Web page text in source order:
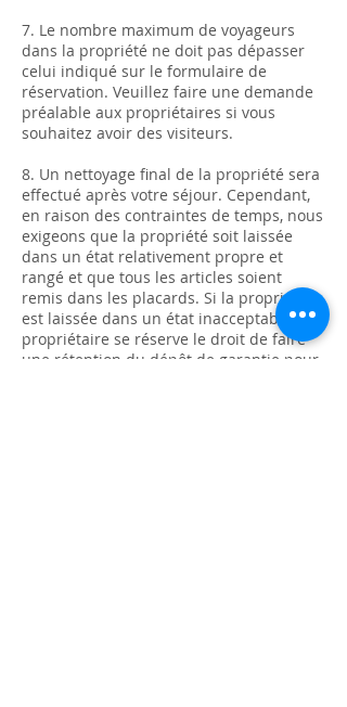
7. Le nombre maximum de voyageurs
dans la propriété ne doit pas dépasser
celui indiqué sur le formulaire de
réservation. Veuillez faire une demande
préalable aux propriétaires si vous
souhaitez avoir des visiteurs.
8. Un nettoyage final de la propriété sera
effectué après votre séjour. Cependant,
en raison des contraintes de temps, nous
exigeons que la propriété soit laissée
dans un état relativement propre et
rangé et que tous les articles soient
remis dans les placards. Si la propriété
est laissée dans un état inacceptable, le
propriétaire se réserve le droit de faire
une rétention du dépôt de garantie pour